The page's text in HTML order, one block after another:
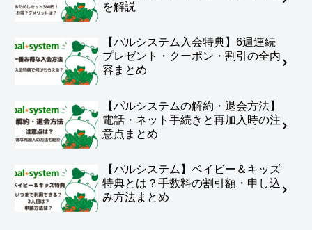
を解説
【パルシステム入会特典】6週連続
プレゼント・クーポン・割引の全内
容まとめ
【パルシステムの解約・退会方法】
電話・ネット手続きと再加入時の注
意点まとめ
【パルシステム】ベイビー＆キッズ
特典とは？手数料の割引額・申し込
み方法まとめ